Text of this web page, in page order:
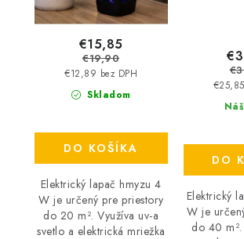
Skladom
€12,89 bez DPH
€15,85
€19,90
DO KOŠÍKA
Elektrický lapač hmyzu 4
W je určený pre priestory
do 20 m². Využíva uv-a
svetlo a elektrická mriežka
DO
Elektrický
W je
do 40